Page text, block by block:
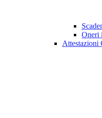
Oneri
Attestazioni